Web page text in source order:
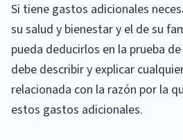
Si tiene gastos adicionales
su salud y bienestar y el de su
pueda deducirlos en la prueba
debe describir y explicar
relacionada con la razón por la
estos gastos adicionales.